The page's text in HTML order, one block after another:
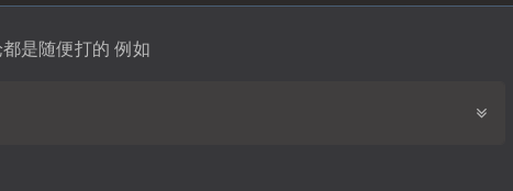
是随便打的 例如